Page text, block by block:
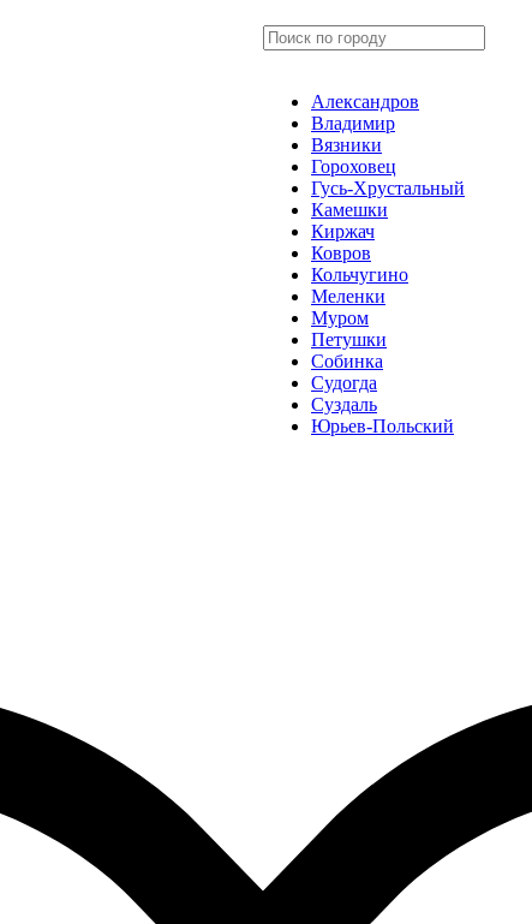
Александров
Владимир
Вязники
Гороховец
Гусь-Хрустальный
Камешки
Киржач
Ковров
Кольчугино
Меленки
Муром
Петушки
Собинка
Судогда
Суздаль
Юрьев-Польский